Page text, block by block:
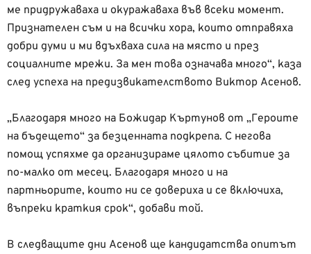
ме придружаваха и окуражаваха във всеки момент.
Признателен съм и на всички хора, които отправяха
добри думи и ми вдъхваха сила на място и през
социалните мрежи. За мен това означава много“, каза
след успеха на предизвикателството Виктор Асенов.
„Благодаря много на Божидар Къртунов от „Героите
на бъдещето“ за безценната подкрепа. С негова
помощ успяхме да организираме цялото събитие за
по-малко от месец. Благодаря много и на
партньорите, които ни се довериха и се включиха,
въпреки краткия срок“, добави той.
В следващите дни Асенов ще кандидатства опитът